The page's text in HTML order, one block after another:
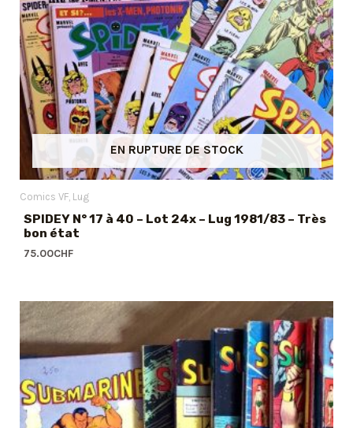
EN RUPTURE DE STOCK
Comics VF Lug
SPIDEY N° 17 à 40 – Lot 24x – Lug 1981/83 – Très
bon état
75.00CHF